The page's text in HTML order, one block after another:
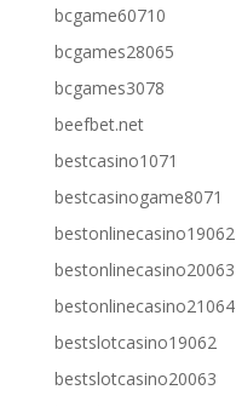
bcgame60710
bcgames28065
bcgames3078
beefbet.net
bestcasino1071
bestcasinogame8071
bestonlinecasino19062
bestonlinecasino20063
bestonlinecasino21064
bestslotcasino19062
bestslotcasino20063